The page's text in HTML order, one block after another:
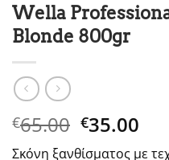
Wella
Blonde 800gr
€65.00 Original
price
€35.00
Σκόνη ξανθίσματος με